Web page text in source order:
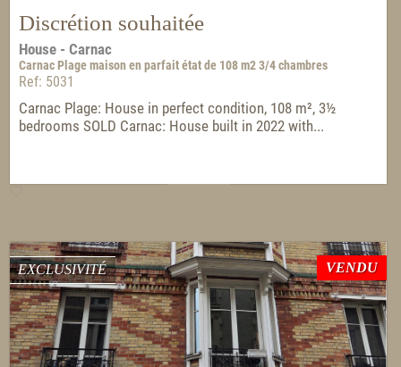
Discrétion souhaitée
House - Carnac
Carnac Plage maison en parfait état de 108 m2 3/4 chambres
Ref: 5031
Carnac Plage: House in perfect condition, 108 m², 3½
bedrooms SOLD Carnac: House built in 2022 with...
VENDU
EXCLUSIVITÉ